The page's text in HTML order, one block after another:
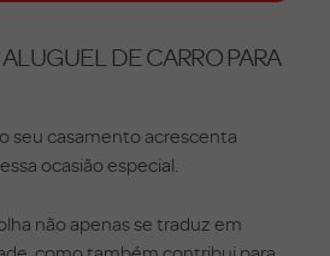
DE CARRO PARA
seu casamento acrescenta
ocasião especial.
não apenas se traduz em